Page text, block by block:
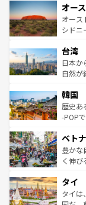
部のニ
文化が
しみな
ならではの
情報は
ワイ島
島だが
おすす
れるお
人々、
ク、伝
ワイを、存
はコン
オー
オース
シドニ
リアリ
ク）、
ど、見
いる。
ビング
い。オ
参照し
台湾
日本か
自然が
ン）、
と山間
驚きを
容にも
照して
韓国
歴史あ
-POP
き、地
できる
まで、
リティ
覧を参
ベト
豊かな
く伸び
急速な
ーチミ
タイ
タイは